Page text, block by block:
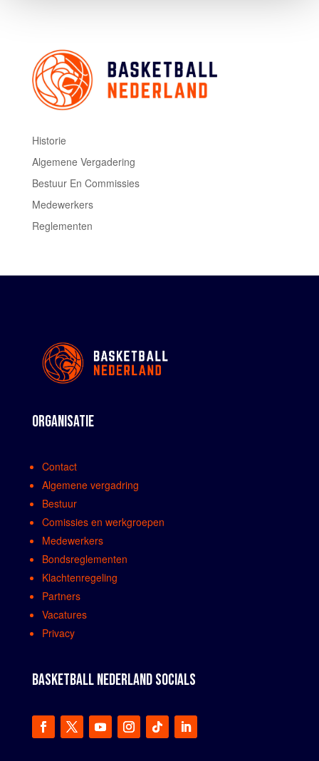
Historie
Algemene Vergadering
Bestuur En Commissies
Medewerkers
Reglementen
ORGANISATIE
Contact
Algemene vergadring
Bestuur
Comissies en werkgroepen
Medewerkers
Bondsreglementen
Klachtenregeling
Partners
Vacatures
Privacy
BASKETBALL NEDERLAND SOCIALS